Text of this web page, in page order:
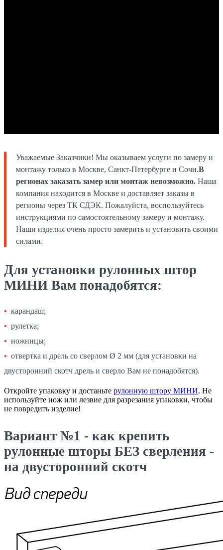
Уважаемые Заказчики! Мы оказываем услуги по замеру и
монтажу только в Москве, Санкт-Петербурге и Сочи.В
регионах заказать замер или монтаж невозможно. Наша
компания находится в Москве и доставляет заказы в
регионы через ТК СДЭК. Пожалуйста, воспользуйтесь
инструкциями по самостоятельному замеру и монтажу.
Наши изделия очень просто замерить и установить своими
силами.
Для установки рулонных штор
МИНИ Вам понадобятся:
карандаш;
рулетка;
ножницы;
отвертка и дрель со сверлом Ø 2 мм (для установки на
двусторонний скотч дрель и сверло Вам не понадобятся).
Откройте упаковку и достаньте рулонную штору МИНИ. Не
используйте нож или лезвие для разрезания упаковки, чтобы
не повредить изделие!
Вариант №1 - как крепить
рулонные шторы БЕЗ сверления -
на двусторонний скотч